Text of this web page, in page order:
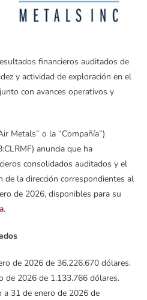
financieros auditados de
y actividad de exploración en el
con avances operativos y
Metals” o la “Compañía”)
anuncia que ha
consolidados auditados y el
de la dirección correspondientes al
de 2026, disponibles para su
.
de 2026 de 36.226.670 dólares.
de 2026 de 1.133.766 dólares.
a 31 de enero de 2026 de